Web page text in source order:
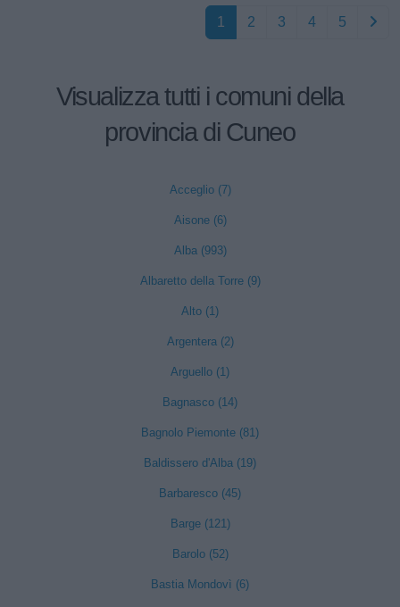
1 2 3 4 5
Visualizza tutti i comuni della
provincia di Cuneo
Acceglio (7)
Aisone (6)
Alba (993)
Albaretto della Torre (9)
Alto (1)
Argentera (2)
Arguello (1)
Bagnasco (14)
Bagnolo Piemonte (81)
Baldissero d'Alba (19)
Barbaresco (45)
Barge (121)
Barolo (52)
Bastia Mondovì (6)